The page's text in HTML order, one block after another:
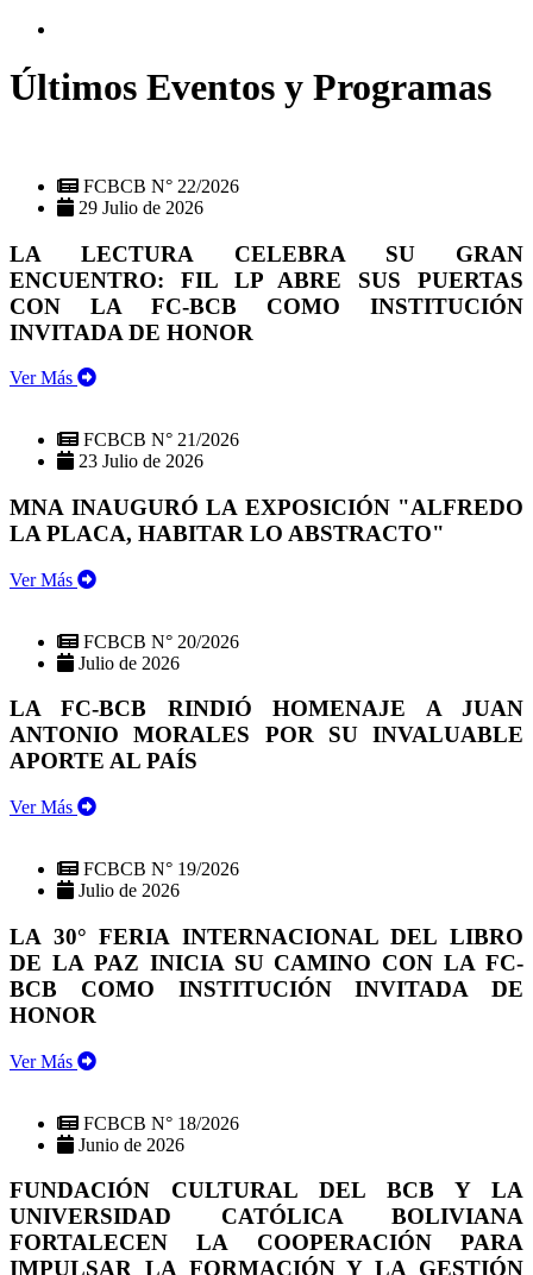
Últimos Eventos y Programas
FCBCB N° 22/2026
29 Julio de 2026
LA LECTURA CELEBRA SU GRAN
ENCUENTRO: FIL LP ABRE SUS PUERTAS
CON LA FC-BCB COMO INSTITUCIÓN
INVITADA DE HONOR
Ver Más
FCBCB N° 21/2026
23 Julio de 2026
MNA INAUGURÓ LA EXPOSICIÓN "ALFREDO
LA PLACA, HABITAR LO ABSTRACTO"
Ver Más
FCBCB N° 20/2026
Julio de 2026
LA FC-BCB RINDIÓ HOMENAJE A JUAN
ANTONIO MORALES POR SU INVALUABLE
APORTE AL PAÍS
Ver Más
FCBCB N° 19/2026
Julio de 2026
LA 30° FERIA INTERNACIONAL DEL LIBRO
DE LA PAZ INICIA SU CAMINO CON LA FC-
BCB COMO INSTITUCIÓN INVITADA DE
HONOR
Ver Más
FCBCB N° 18/2026
Junio de 2026
FUNDACIÓN CULTURAL DEL BCB Y LA
UNIVERSIDAD CATÓLICA BOLIVIANA
FORTALECEN LA COOPERACIÓN PARA
IMPULSAR LA FORMACIÓN Y LA GESTIÓN